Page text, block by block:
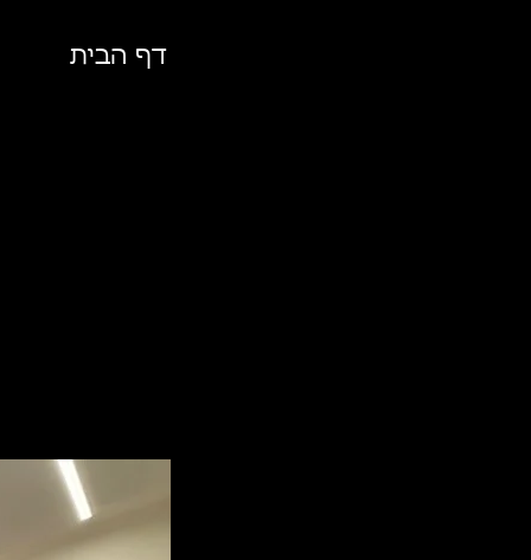
דף הבית